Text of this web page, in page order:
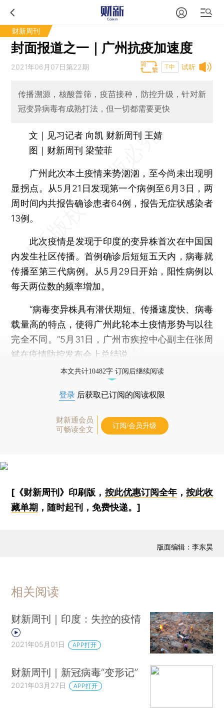
财新周刊
封面报道之一｜广州抗疫加速度
试听
2021年06月07日第22期 T中
传播溯源，核酸普筛，疫苗接种，防控升级，针对新
冠变异病毒有成熟打法，但一切都需要更快
文｜见习记者 向凯 财新周刊 王婧
图｜财新周刊 梁莹菲
广州此次本土疫情来势汹汹，至今尚未出现明
显拐点。从5月21日发现第一个病例至6月3日，两
周时间内共报告确诊患者64例，报告无症状感染者
13例。
此次疫情是发现于印度的变异株首次在中国国
内发生社区传播。首例确诊后短短五天内，病毒就
传播至第三代病例。从5月29日开始，阳性病例以
每天两位数的频率增加。
“病毒变异株具有潜伏期短、传播速度快、病毒
载量高的特点，使得广州此轮本土疫情形势与以往
完全不同。”5月31日，广州市疾控中心副主任张周
斌在疫情防控发布会上总结说。
本文共计10482字 订阅后继续阅读
登录 后获取已订阅的阅读权限
财新通会员
可畅读全文
订阅/会员升级
[《财新周刊》印刷版， 按此优惠订阅全年， 按此收
藏单期 ，随时起刊，免费快递。]
版面编辑：李东昊
相关阅读
财新周刊｜印度：失控的疫情
2021年05月01日 APP打开
财新周刊｜新冠病毒“变形记”
2021年03月27日 APP打开